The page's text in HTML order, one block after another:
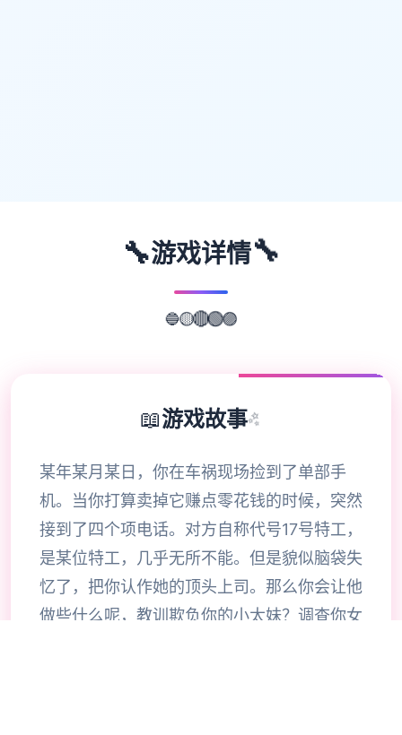
🔧游戏详情🔧
🔵🟡🔴🟢🟣
📖游戏故事✨
某年某月某日，你在车祸现场捡到了单部手
机。当你打算卖掉它赚点零花钱的时候，突然
接到了四个项电话。对方自称代号17号特工，
是某位特工，几乎无所不能。但是貌似脑袋失
忆了，把你认作她的顶头上司。那么你会让他
做些什么呢，教训欺负你的小太妹？调查你女